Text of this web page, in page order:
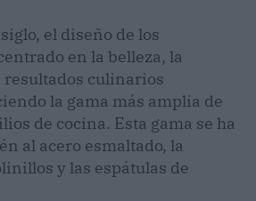
el diseño de los
en la belleza, la
culinarios
la gama más amplia de
de cocina. Esta gama se ha
al acero esmaltado, la
y las espátulas de